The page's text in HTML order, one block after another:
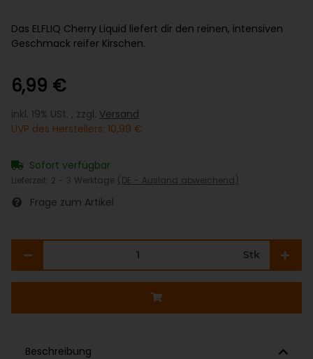
Das ELFLIQ Cherry Liquid liefert dir den reinen, intensiven
Geschmack reifer Kirschen.
6,99 €
inkl. 19% USt. , zzgl. Versand
UVP des Herstellers: 10,99 €
Sofort verfügbar
Lieferzeit: 2 - 3 Werktage (DE - Ausland abweichend)
Frage zum Artikel
Stk
Beschreibung